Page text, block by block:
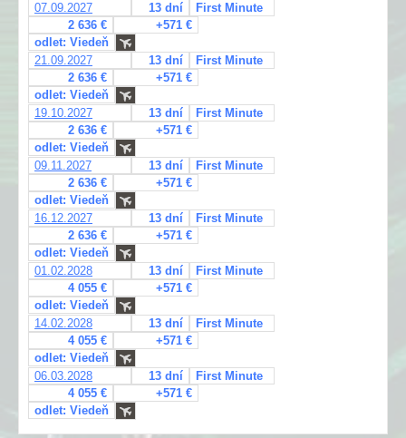
07.09.2027
13 dní
First Minute
2 636 €
+571 €
odlet: Viedeň
21.09.2027
13 dní
First Minute
2 636 €
+571 €
odlet: Viedeň
19.10.2027
13 dní
First Minute
2 636 €
+571 €
odlet: Viedeň
09.11.2027
13 dní
First Minute
2 636 €
+571 €
odlet: Viedeň
16.12.2027
13 dní
First Minute
2 636 €
+571 €
odlet: Viedeň
01.02.2028
13 dní
First Minute
4 055 €
+571 €
odlet: Viedeň
14.02.2028
13 dní
First Minute
4 055 €
+571 €
odlet: Viedeň
06.03.2028
13 dní
First Minute
4 055 €
+571 €
odlet: Viedeň